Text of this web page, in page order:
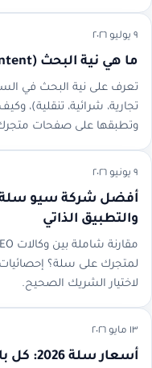
٩ يوليو ٢٠٢٦
ما هي نية البحث (Search Intent) وأنواعها؟
تعرف على نية البحث في
تجارية، شرائية، تنقلية)،
وتطبقها على صفحات
٩ يونيو ٢٠٢٦
والتطبيق الذاتي
لاختيار الشريك الصحيح.
١٣ مايو ٢٠٢٦
أسعار